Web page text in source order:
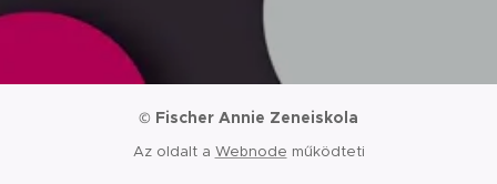
© Fischer Annie Zeneiskola
Az oldalt a Webnode működteti